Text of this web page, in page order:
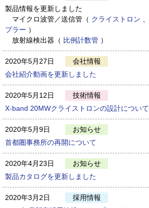
製品情報を更新しました
マイクロ波管／送信管（ クライストロン
プラー ）
放射線検出器（ 比例計数管 ）
2020年5月27日
会社情報
会社紹介動画を更新しました
2020年5月12日
技術情報
X-band 20MWクライストロンの設計について
2020年5月9日
お知らせ
首都圏事務所の再開について
2020年4月23日
お知らせ
製品カタログを更新しました
2020年3月2日
採用情報